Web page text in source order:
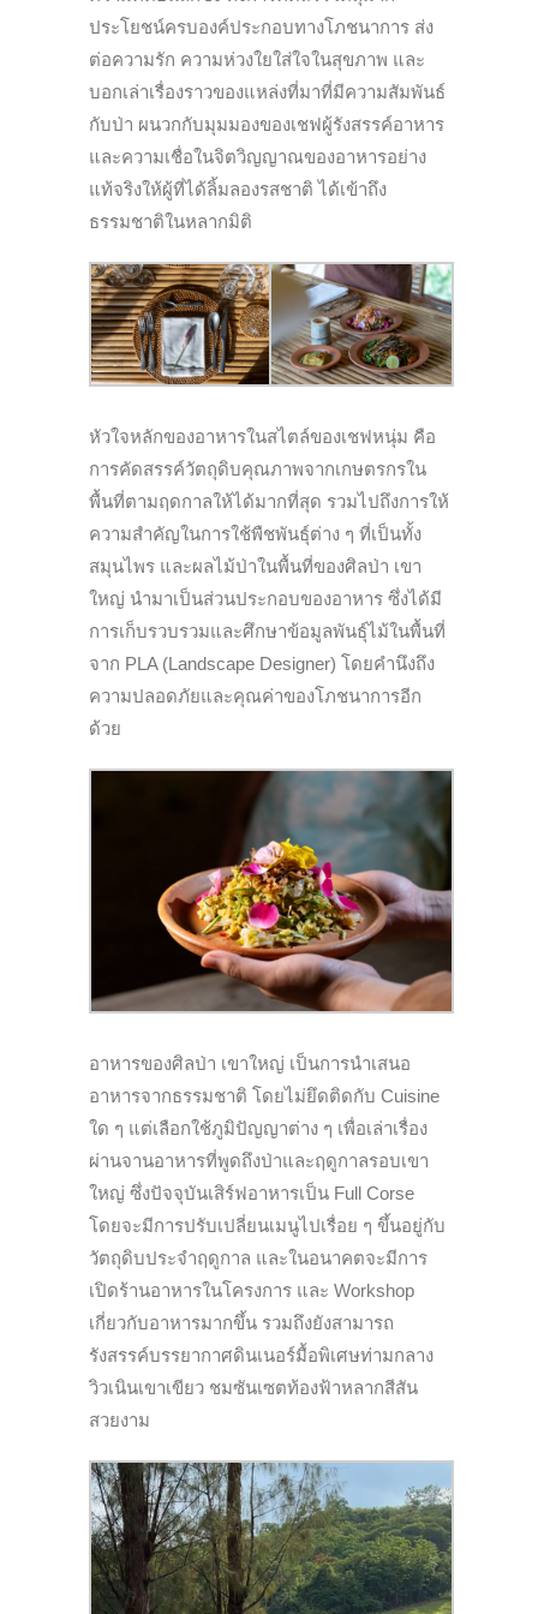
ประโยชน์ครบองค์ประกอบทางโภชนาการ ส่ง
ต่อความรัก ความห่วงใยใส่ใจในสุขภาพ และ
บอกเล่าเรื่องราวของแหล่งที่มาที่มีความสัมพันธ์
กับป่า ผนวกกับมุมมองของเชฟผู้รังสรรค์อาหาร
และความเชื่อในจิตวิญญาณของอาหารอย่าง
แท้จริงให้ผู้ที่ได้ลิ้มลองรสชาติ ได้เข้าถึง
ธรรมชาติในหลากมิติ
หัวใจหลักของอาหารในสไตล์ของเชฟหนุ่ม คือ
การคัดสรรค์วัตถุดิบคุณภาพจากเกษตรกรใน
พื้นที่ตามฤดกาลให้ได้มากที่สุด รวมไปถึงการให้
ความสำคัญในการใช้พืชพันธุ์ต่าง ๆ ที่เป็นทั้ง
สมุนไพร และผลไม้ป่าในพื้นที่ของศิลป่า เขา
ใหญ่ นำมาเป็นส่วนประกอบของอาหาร ซึ่งได้มี
การเก็บรวบรวมและศึกษาข้อมูลพันธ์ุไม้ในพื้นที่
จาก PLA (Landscape Designer) โดยคำนึงถึง
ความปลอดภัยและคุณค่าของโภชนาการอีก
ด้วย
อาหารของศิลป่า เขาใหญ่ เป็นการนำเสนอ
อาหารจากธรรมชาติ โดยไม่ยึดติดกับ Cuisine
ใด ๆ แต่เลือกใช้ภูมิปัญญาต่าง ๆ เพื่อเล่าเรื่อง
ผ่านจานอาหารที่พูดถึงป่าและฤดูกาลรอบเขา
ใหญ่ ซึ่งปัจจุบันเสิร์ฟอาหารเป็น Full Corse
โดยจะมีการปรับเปลี่ยนเมนูไปเรื่อย ๆ ขึ้นอยู่กับ
วัตถุดิบประจำฤดูกาล และในอนาคตจะมีการ
เปิดร้านอาหารในโครงการ และ Workshop
เกี่ยวกับอาหารมากขึ้น รวมถึงยังสามารถ
รังสรรค์บรรยากาศดินเนอร์มื้อพิเศษท่ามกลาง
วิวเนินเขาเขียว ชมซันเซตท้องฟ้าหลากสีสัน
สวยงาม